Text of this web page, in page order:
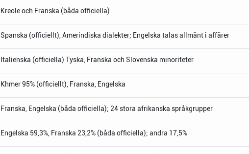
Kreole och Franska (båda officiella)
Spanska (officiellt), Amerindiska dialekter; Engelska talas allmänt i affärer
Italienska (officiella) Tyska, Franska och Slovenska minoriteter
Khmer 95% (officiellt), Franska, Engelska
Franska, Engelska (båda officiella); 24 stora afrikanska språkgrupper
Engelska 59,3%, Franska 23,2% (båda officiella); andra 17,5%